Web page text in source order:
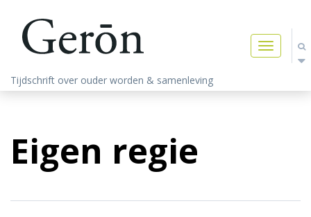
Toggle
navigation
Tijdschrift over ouder worden & samenleving
Eigen regie